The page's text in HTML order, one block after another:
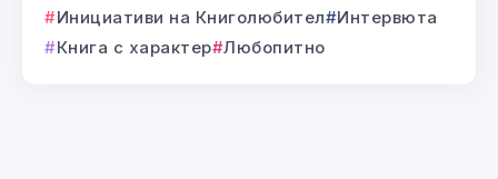
Инициативи на Книголюбител
Интервюта
Книга с характер Любопитно